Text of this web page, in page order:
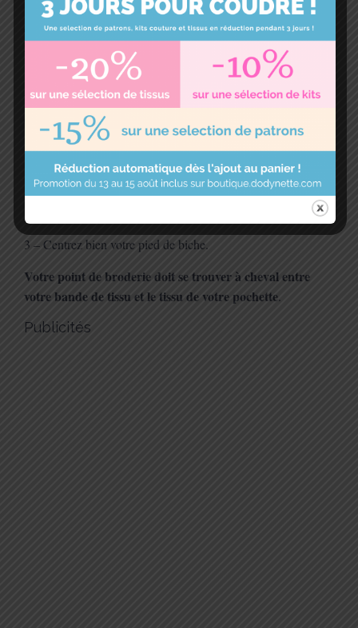
Sélectionnez un joli point de broderie sur votre
machine à coudreet choisissez un joli fil assorti à votre
Vous pouvez vous entrainer à réaliser les points sur des
chutes pour visualiser le résultat final.
3 – Centrez bien votre pied de biche.
Votre point de broderie doit se trouver à cheval entre
votre bande de tissu et le tissu de votre pochette.
Publicités